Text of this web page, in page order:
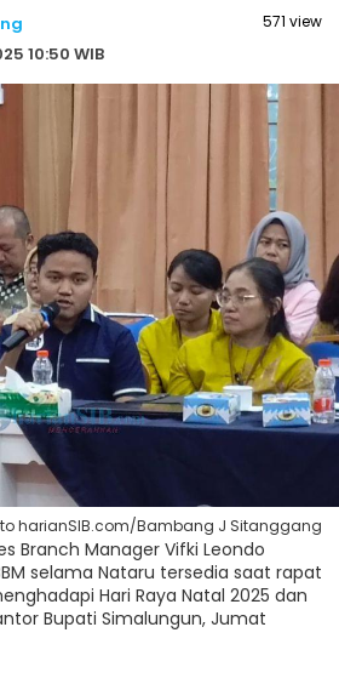
10:50 WIB
571 view
harianSIB.com/Bambang J Sitanggang
Branch Manager Vifki Leondo
selama Nataru tersedia saat rapat
Hari Raya Natal 2025 dan
Bupati Simalungun, Jumat